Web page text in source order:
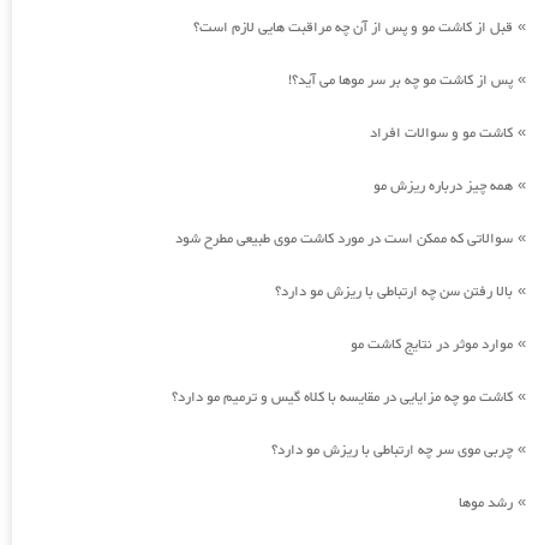
» قبل از کاشت مو و پس از آن چه مراقبت هایی لازم است؟
» پس از کاشت مو چه بر سر موها می آید؟!
» کاشت مو و سوالات افراد
» همه چیز درباره ریزش مو
» سوالاتی که ممکن است در مورد کاشت موی طبیعی مطرح شود
» بالا رفتن سن چه ارتباطی با ریزش مو دارد؟
» موارد موثر در نتایج کاشت مو
» کاشت مو چه مزایایی در مقایسه با کلاه گیس و ترمیم مو دارد؟
» چربی موی سر چه ارتباطی با ریزش مو دارد؟
» رشد موها